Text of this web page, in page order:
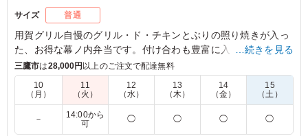
サイズ 普通
用賀グリル自慢のグリル・ド・チキンとぶりの照り焼きが入っ
た、お得な幕ノ内弁当です。付け合わも豊富に入っていて、
様々なシーンでお使いいただけます。オリジナルソースは8種
類からお選びいただけます。
株式会社ハイブリッドファクトリー
直火網焼きのグリル・ド・チキンは表面こんがり香ばし
…続きを見る
三鷹市は28,000円 以上のご注文で配達無料
10
（月）
11
（火）
12
（水）
13
（木）
14
（金）
15
（土）
－
14:00から
可
◯ ◯ ◯ ◯